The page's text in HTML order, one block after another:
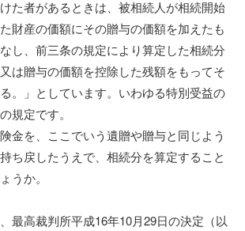
た者があるときは、被相続人が相続開始
財産の価額にその贈与の価額を加えたも
し、前三条の規定により算定した相続分
は贈与の価額を控除した残額をもってそ
。」としています。いわゆる特別受益の
規定です。
金を、ここでいう遺贈や贈与と同じよう
ち戻したうえで、相続分を算定すること
うか。
最高裁判所平成16年10月29日の決定（以